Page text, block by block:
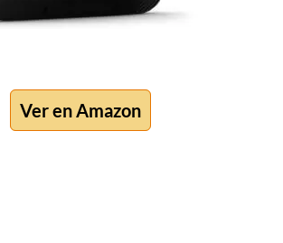
Ver en Amazon